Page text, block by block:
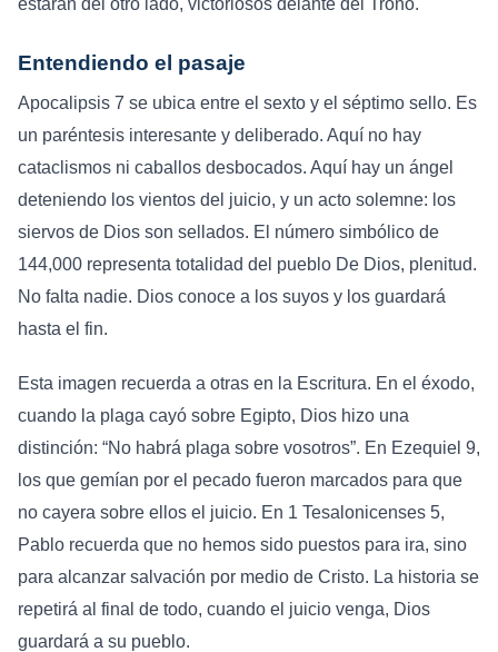
Entendiendo el pasaje
Apocalipsis 7 se ubica entre el sexto y el séptimo sello. Es
un paréntesis interesante y deliberado. Aquí no hay
cataclismos ni caballos desbocados. Aquí hay un ángel
deteniendo los vientos del juicio, y un acto solemne: los
siervos de Dios son sellados. El número simbólico de
144,000 representa totalidad del pueblo De Dios, plenitud.
No falta nadie. Dios conoce a los suyos y los guardará
hasta el fin.
Esta imagen recuerda a otras en la Escritura. En el éxodo,
cuando la plaga cayó sobre Egipto, Dios hizo una
distinción: “No habrá plaga sobre vosotros”. En Ezequiel 9,
los que gemían por el pecado fueron marcados para que
no cayera sobre ellos el juicio. En 1 Tesalonicenses 5,
Pablo recuerda que no hemos sido puestos para ira, sino
para alcanzar salvación por medio de Cristo. La historia se
repetirá al final de todo, cuando el juicio venga, Dios
guardará a su pueblo.